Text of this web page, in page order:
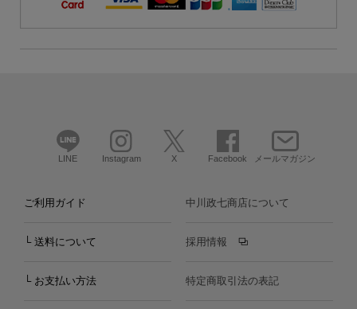
LINE Instagram X Facebook メールマガジン
ご利用ガイド
└ 送料について
└ お支払い方法
中川政七商店について
採用情報
特定商取引法の表記